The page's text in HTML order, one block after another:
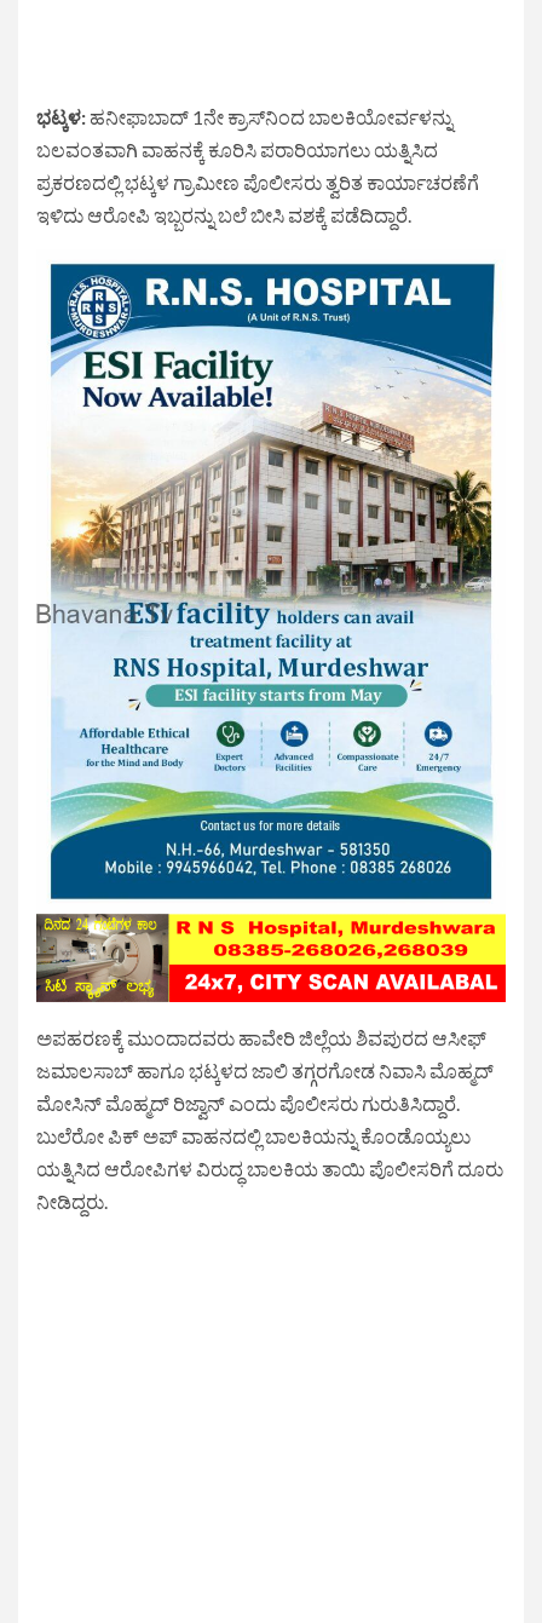
ಭಟ್ಕಳ: ಹನೀಫಾಬಾದ್ 1ನೇ ಕ್ರಾಸ್‌ನಿಂದ ಬಾಲಕಿಯೋರ್ವಳನ್ನು
ಬಲವಂತವಾಗಿ ವಾಹನಕ್ಕೆ ಕೂರಿಸಿ ಪರಾರಿಯಾಗಲು ಯತ್ನಿಸಿದ
ಪ್ರಕರಣದಲ್ಲಿ ಭಟ್ಕಳ ಗ್ರಾಮೀಣ ಪೊಲೀಸರು ತ್ವರಿತ ಕಾರ್ಯಾಚರಣೆಗೆ
ಇಳಿದು ಆರೋಪಿ ಇಬ್ಬರನ್ನು ಬಲೆ ಬೀಸಿ ವಶಕ್ಕೆ ಪಡೆದಿದ್ದಾರೆ.
ಅಪಹರಣಕ್ಕೆ ಮುಂದಾದವರು ಹಾವೇರಿ ಜಿಲ್ಲೆಯ ಶಿವಪುರದ ಆಸೀಫ್
ಜಮಾಲಸಾಬ್ ಹಾಗೂ ಭಟ್ಕಳದ ಜಾಲಿ ತಗ್ಗರಗೋಡ ನಿವಾಸಿ ಮೊಹ್ಮದ್
ಮೋಸಿನ್ ಮೊಹ್ಮದ್ ರಿಜ್ವಾನ್ ಎಂದು ಪೊಲೀಸರು ಗುರುತಿಸಿದ್ದಾರೆ.
ಬುಲೆರೋ ಪಿಕ್ ಅಪ್ ವಾಹನದಲ್ಲಿ ಬಾಲಕಿಯನ್ನು ಕೊಂಡೊಯ್ಯಲು
ಯತ್ನಿಸಿದ ಆರೋಪಿಗಳ ವಿರುದ್ಧ ಬಾಲಕಿಯ ತಾಯಿ ಪೊಲೀಸರಿಗೆ ದೂರು
ನೀಡಿದ್ದರು.